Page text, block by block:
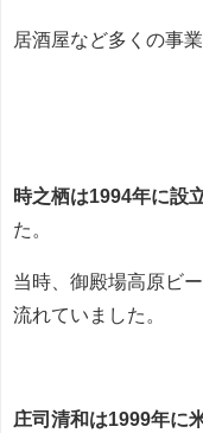
居酒屋など多くの事
時之栖は1994年に設
た。
当時、御殿場高原ビ
流れていました。
庄司清和は1999年に